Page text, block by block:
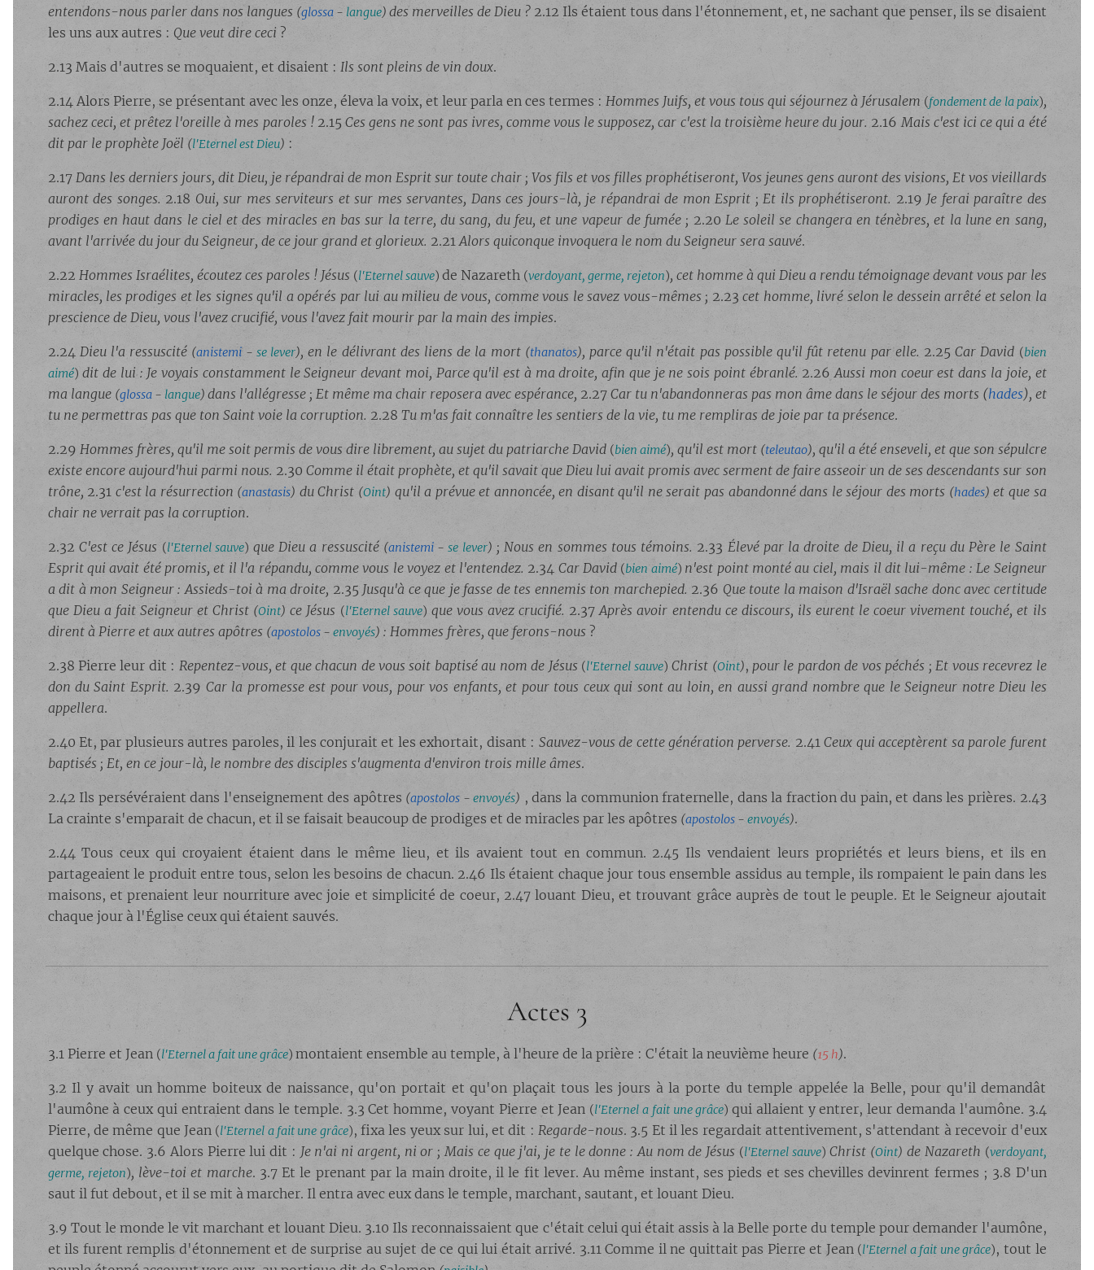
entendons-nous parler dans nos langues (glossa- langue) des merveilles de Dieu ? 2.12 Ils étaient tous dans l'étonnement, et, ne sachant que penser, ils se disaient
les uns aux autres : Que veut dire ceci ?
2.13 Mais d'autres se moquaient, et disaient : Ils sont pleins de vin doux.
2.14 Alors Pierre, se présentant avec les onze, éleva la voix, et leur parla en ces termes :Hommes Juifs, et vous tous qui séjournez à Jérusalem (fondement de la paix),
sachez ceci, et prêtez l'oreille à mes paroles ! 2.15 Ces gens ne sont pas ivres, comme vous le supposez, car c'est la troisième heure du jour. 2.16Mais c'est ici ce qui a été
dit par le prophète Joël (l'Eternel est Dieu) :
2.17 Dans les derniers jours, dit Dieu, je répandrai de mon Esprit sur toute chair ; Vos fils et vos filles prophétiseront, Vos jeunes gens auront des visions, Et vos vieillards
auront des songes. 2.18 Oui, sur mes serviteurs et sur mes servantes, Dans ces jours-là, je répandrai de mon Esprit ; Et ils prophétiseront. 2.19 Je ferai paraître des
prodiges en haut dans le ciel et des miracles en bas sur la terre, du sang, du feu, et une vapeur de fumée ; 2.20 Le soleil se changera en ténèbres, et la lune en sang,
avant l'arrivée du jour du Seigneur, de ce jour grand et glorieux. 2.21Alors quiconque invoquera le nom du Seigneur sera sauvé.
2.22 Hommes Israélites, écoutez ces paroles ! Jésus (l'Eternel sauve) de Nazareth (verdoyant, germe, rejeton), cet homme à qui Dieu a rendu témoignage devant vous par les
miracles, les prodiges et les signes qu'il a opérés par lui au milieu de vous, comme vous le savez vous-mêmes ; 2.23cet homme, livré selon le dessein arrêté et selon la
prescience de Dieu, vous l'avez crucifié, vous l'avez fait mourir par la main des impies.
2.24 Dieu l'a ressuscité (anistemi - se lever), en le délivrant des liens de la mort (thanatos), parce qu'il n'était pas possible qu'il fût retenu par elle. 2.25CarDavid (bien
aimé) dit de lui : Je voyais constamment le Seigneur devant moi, Parce qu'il est à ma droite, afin que je ne sois point ébranlé. 2.26Aussi mon coeur est dans la joie, et
ma langue (glossa- langue) dans l'allégresse ; Et même ma chair reposera avec espérance, 2.27 Car tu n'abandonneras pas mon âme dans le séjour des morts(hades), et
tu ne permettras pas que ton Saint voie la corruption. 2.28 Tu m'as fait connaître les sentiers de la vie, tu me rempliras de joie par ta présence.
2.29 Hommes frères, qu'il me soit permis de vous dire librement, au sujet du patriarche David (bien aimé), qu'il est mort (teleutao), qu'il a été enseveli, et que son sépulcre
existe encore aujourd'hui parmi nous. 2.30 Comme il était prophète, et qu'il savait que Dieu lui avait promis avec serment de faire asseoir un de ses descendants sur son
trône, 2.31 c'est la résurrection (anastasis) du Christ (Oint) qu'il a prévue et annoncée, en disant qu'il ne serait pas abandonné dans le séjour des morts (hades) et que sa
chair ne verrait pas la corruption.
2.32 C'est ce Jésus (l'Eternel sauve) que Dieu a ressuscité (anistemi-se lever) ; Nous en sommes tous témoins. 2.33 Élevé par la droite de Dieu, il a reçu du Père le Saint
Esprit qui avait été promis, et il l'a répandu, comme vous le voyez et l'entendez. 2.34 Car David (bien aimé) n'est point monté au ciel, mais il dit lui-même : Le Seigneur
a dit à mon Seigneur : Assieds-toi à ma droite, 2.35 Jusqu'à ce que je fasse de tes ennemis ton marchepied. 2.36 Que toute la maison d'Israël sache donc avec certitude
que Dieu a fait Seigneur et Christ (Oint) ce Jésus (l'Eternel sauve) que vous avez crucifié. 2.37Après avoir entendu ce discours, ils eurent le coeur vivement touché, et ils
dirent à Pierre et aux autres apôtres (apostolos- envoyés) : Hommes frères, que ferons-nous ?
2.38 Pierre leur dit : Repentez-vous, et que chacun de vous soit baptisé au nom de Jésus (l'Eternel sauve) Christ (Oint), pour le pardon de vos péchés ; Et vous recevrez le
don du Saint Esprit. 2.39 Car la promesse est pour vous, pour vos enfants, et pour tous ceux qui sont au loin, en aussi grand nombre que le Seigneur notre Dieu les
appellera.
2.40 Et, par plusieurs autres paroles, il les conjurait et les exhortait, disant : Sauvez-vous de cette génération perverse. 2.41Ceux qui acceptèrent sa parole furent
baptisés ; Et, en ce jour-là, le nombre des disciples s'augmenta d'environ trois mille âmes.
2.42 Ils persévéraient dans l'enseignement des apôtres (apostolos -envoyés) , dans la communion fraternelle, dans la fraction du pain, et dans les prières. 2.43
La crainte s'emparait de chacun, et il se faisait beaucoup de prodiges et de miracles par les apôtres (apostolos- envoyés).
2.44 Tous ceux qui croyaient étaient dans le même lieu, et ils avaient tout en commun. 2.45 Ils vendaient leurs propriétés et leurs biens, et ils en
partageaient le produit entre tous, selon les besoins de chacun. 2.46 Ils étaient chaque jour tous ensemble assidus au temple, ils rompaient le pain dans les
maisons, et prenaient leur nourriture avec joie et simplicité de coeur, 2.47 louant Dieu, et trouvant grâce auprès de tout le peuple. Et le Seigneur ajoutait
chaque jour à l'Église ceux qui étaient sauvés.
Actes 3
3.1 Pierre et Jean (l'Eternel a fait une grâce) montaient ensemble au temple, à l'heure de la prière : C'était la neuvième heure (15 h).
3.2 Il y avait un homme boiteux de naissance, qu'on portait et qu'on plaçait tous les jours à la porte du temple appelée la Belle, pour qu'il demandât
l'aumône à ceux qui entraient dans le temple. 3.3 Cet homme, voyant Pierre et Jean (l'Eternel a fait une grâce)qui allaient y entrer, leur demanda l'aumône. 3.4
Pierre, de même que Jean (l'Eternel a fait une grâce), fixa les yeux sur lui, et dit : Regarde-nous. 3.5 Et il les regardait attentivement, s'attendant à recevoir d'eux
quelque chose. 3.6 Alors Pierre lui dit : Je n'ai ni argent, ni or ; Mais ce que j'ai, je te le donne : Au nom de Jésus (l'Eternel sauve) Christ (Oint) de Nazareth (verdoyant,
germe, rejeton), lève-toi et marche. 3.7 Et le prenant par la main droite, il le fit lever. Au même instant, ses pieds et ses chevilles devinrent fermes ; 3.8 D'un
saut il fut debout, et il se mit à marcher. Il entra avec eux dans le temple, marchant, sautant, et louant Dieu.
3.9 Tout le monde le vit marchant et louant Dieu. 3.10 Ils reconnaissaient que c'était celui qui était assis à la Belle porte du temple pour demander l'aumône,
et ils furent remplis d'étonnement et de surprise au sujet de ce qui lui était arrivé. 3.11 Comme il ne quittait pas Pierre et Jean (l'Eternel a fait une grâce), tout le